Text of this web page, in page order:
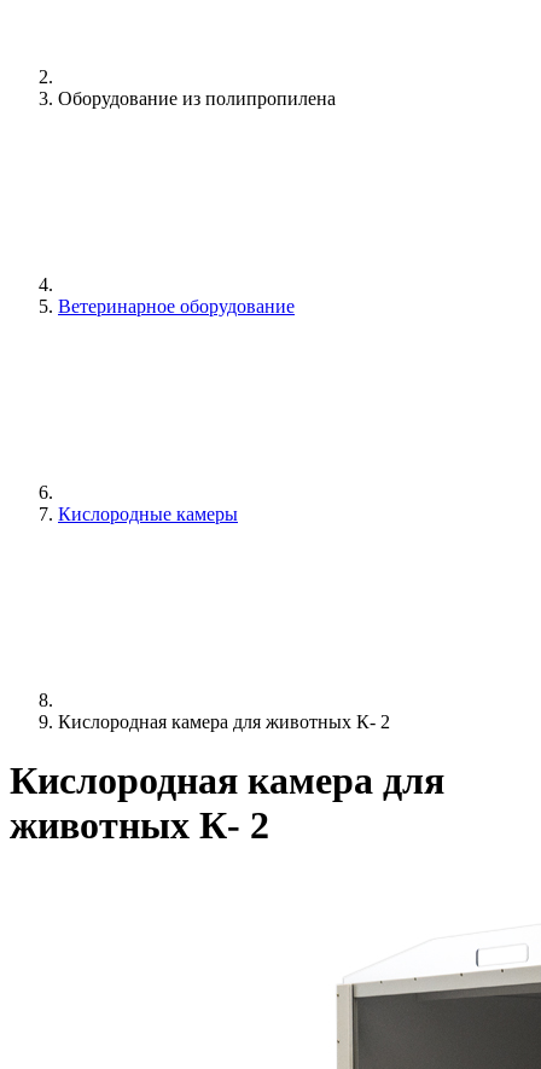
Оборудование из полипропилена
Ветеринарное оборудование
Кислородные камеры
Кислородная камера для животных К- 2
Кислородная камера для
животных К- 2